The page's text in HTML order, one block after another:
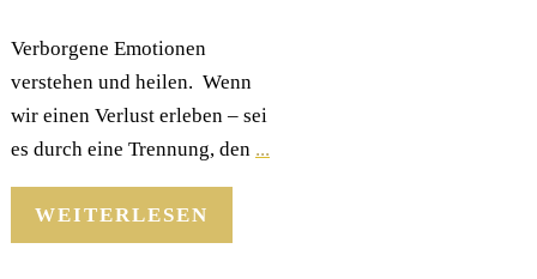
Verborgene Emotionen
verstehen und heilen. Wenn
wir einen Verlust erleben – sei
es durch eine Trennung, den ...
WEITERLESEN